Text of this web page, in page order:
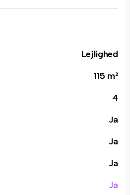
Lejlighed
115 m²
4
Ja
Ja
Ja
Ja